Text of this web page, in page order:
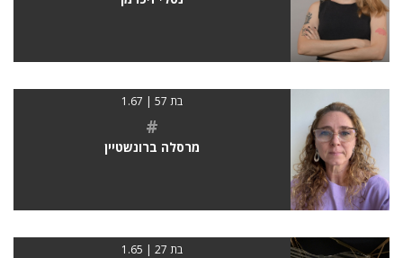
בת 57 | 1.67
#
מרסלה ברונשטיין
בת 27 | 1.65